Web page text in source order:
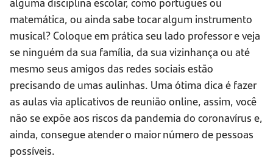
matemática, ou ainda sabe tocar algum instrumento
musical? Coloque em prática seu lado professor e veja
se ninguém da sua família, da sua vizinhança ou até
mesmo seus amigos das redes sociais estão
precisando de umas aulinhas. Uma ótima dica é fazer
as aulas via aplicativos de reunião online, assim, você
não se expõe aos riscos da pandemia do coronavírus e,
ainda, consegue atender o maior número de pessoas
possíveis.